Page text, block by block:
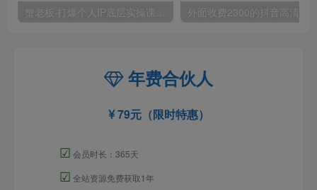
蟹老板·打爆个人IP底层实操课，教你成熟专业的打造IP技能，全方位带你做成一个能商业化IP
年费合伙人
79元（限时特惠）
☑ 会员时长：365天
☑ 全站资源免费获取1年